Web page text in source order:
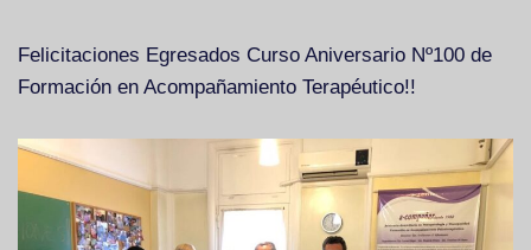
Felicitaciones Egresados Curso Aniversario Nº100 de
Formación en Acompañamiento Terapéutico!!